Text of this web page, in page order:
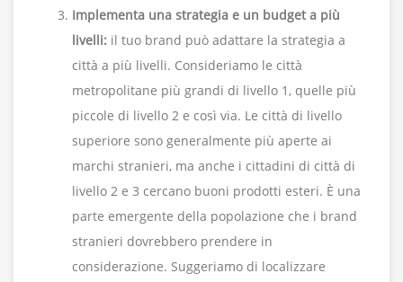
Implementa una strategia e un budget a più
livelli: il tuo brand può adattare la strategia a
città a più livelli. Consideriamo le città
metropolitane più grandi di livello 1, quelle più
piccole di livello 2 e così via. Le città di livello
superiore sono generalmente più aperte ai
marchi stranieri, ma anche i cittadini di città di
livello 2 e 3 cercano buoni prodotti esteri. È una
parte emergente della popolazione che i brand
stranieri dovrebbero prendere in
considerazione. Suggeriamo di localizzare